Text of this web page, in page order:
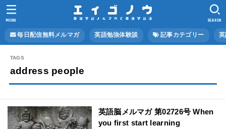
毎日配信無料メルマガ 英語勉強体験談 記事カテゴリー
SEARCH
MENU
address people
英語脳メルマガ 第02726号 When
you first start learning